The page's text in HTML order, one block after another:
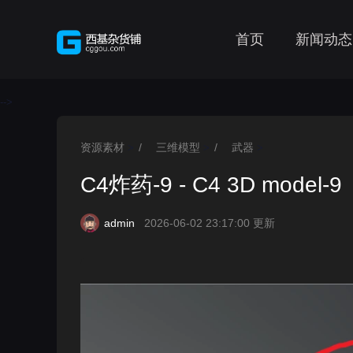
首页 新闻动态
-->
资源素材 / 三维模型 / 武器
C4炸药-9 - C4 3D model-9
admin 2026-06-02 23:17:00 更新